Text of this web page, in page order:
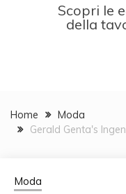
Scopri le
della
Home
Moda
Gerald Genta's
Moda